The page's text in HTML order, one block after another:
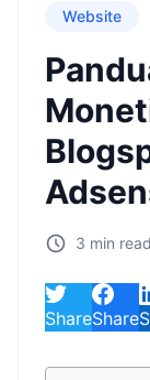
Website
3 min read
ShareShare